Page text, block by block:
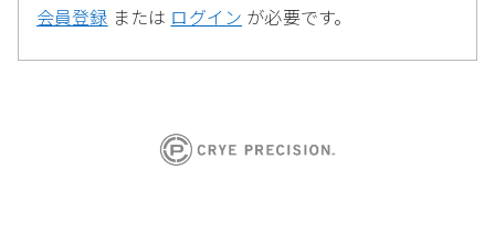
会員登録 または ログイン が必要です。